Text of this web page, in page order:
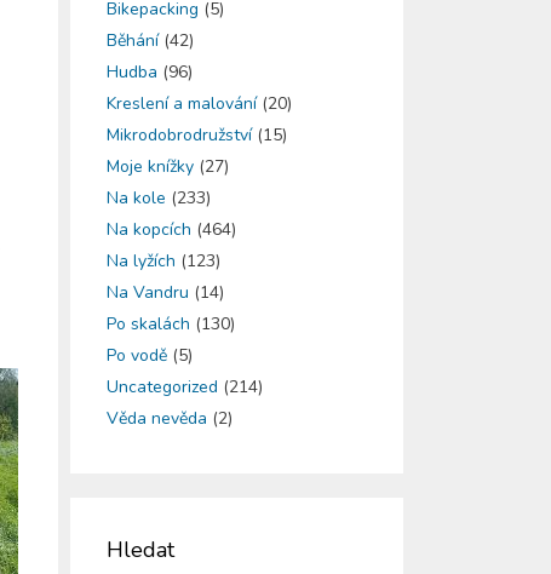
Bikepacking (5)
Běhání(42)
Hudba (96)
Kreslení a malování(20)
Mikrodobrodružství(15)
Moje knížky (27)
Na kole (233)
Na kopcích (464)
Na lyžích (123)
Na Vandru (14)
Po skalách (130)
Po vodě (5)
Uncategorized (214)
Věda nevěda (2)
Hledat